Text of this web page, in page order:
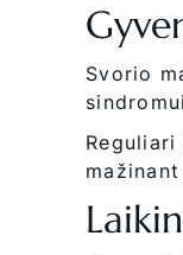
Svorio